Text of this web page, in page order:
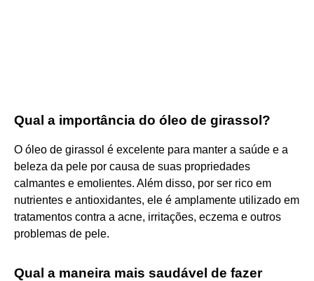
Qual a importância do óleo de girassol?
O óleo de girassol é excelente para manter a saúde e a
beleza da pele por causa de suas propriedades
calmantes e emolientes. Além disso, por ser rico em
nutrientes e antioxidantes, ele é amplamente utilizado em
tratamentos contra a acne, irritações, eczema e outros
problemas de pele.
Qual a maneira mais saudável de fazer